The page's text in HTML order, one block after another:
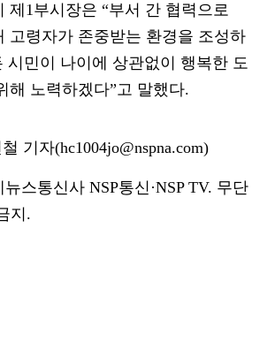
제1부시장은 “부서 간 협력으로
고령자가 존중받는 환경을 조성하
시민이 나이에 상관없이 행복한 도
해 노력하겠다”고 말했다.
기자(hc1004jo@nspna.com)
스통신사 NSP통신·NSP TV. 무단
지.